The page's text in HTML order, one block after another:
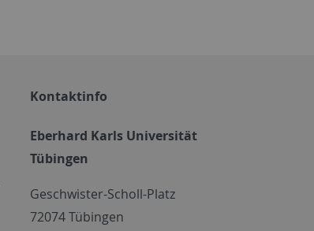
Kontaktinfo
Eberhard Karls Universität
Tübingen
Geschwister-Scholl-Platz
72074 Tübingen